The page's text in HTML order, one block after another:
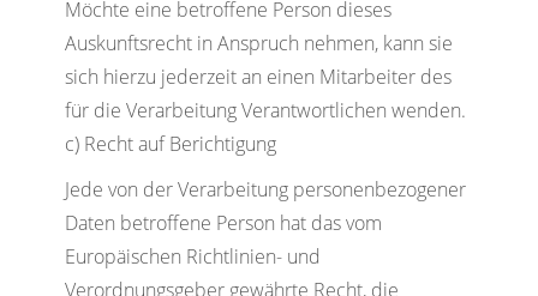
Möchte eine betroffene Person dieses
Auskunftsrecht in Anspruch nehmen, kann sie
sich hierzu jederzeit an einen Mitarbeiter des
für die Verarbeitung Verantwortlichen wenden.
c) Recht auf Berichtigung
Jede von der Verarbeitung personenbezogener
Daten betroffene Person hat das vom
Europäischen Richtlinien- und
Verordnungsgeber gewährte Recht, die